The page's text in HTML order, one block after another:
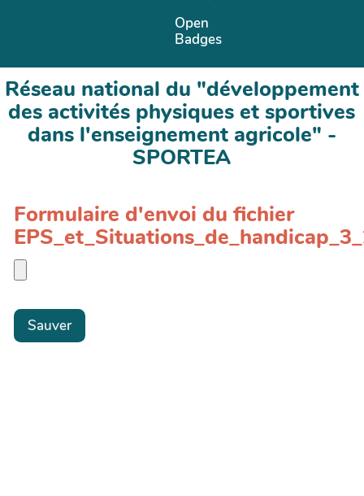
Open
Badges
Réseau national du "développement
des activités physiques et sportives
dans l'enseignement agricole" -
SPORTEA
Formulaire d'envoi du fichier